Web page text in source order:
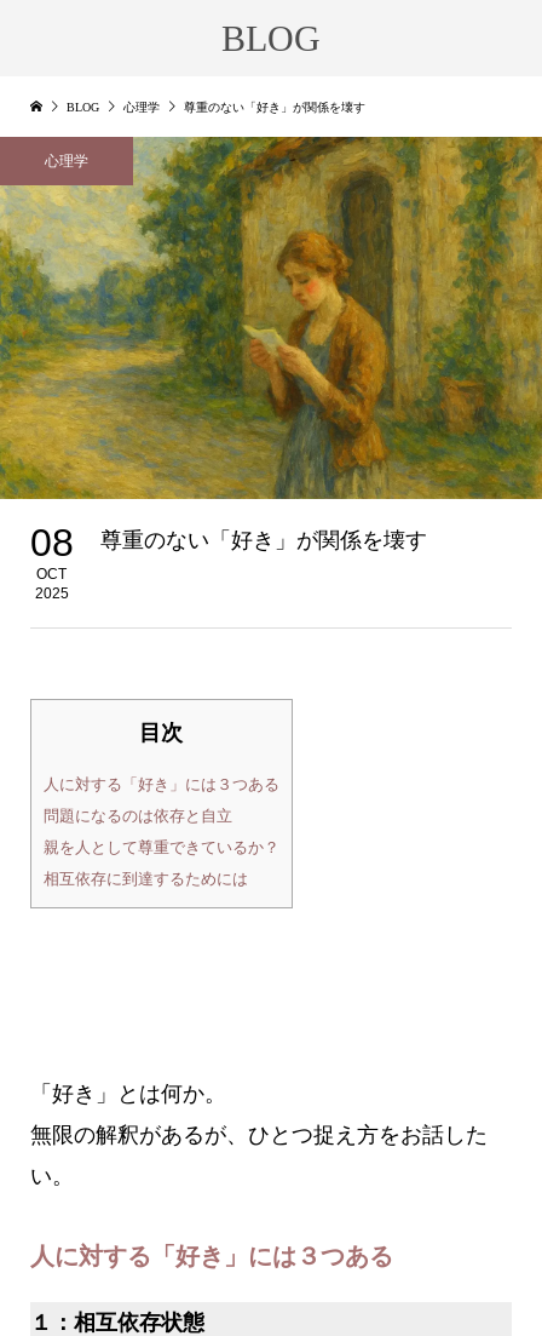
BLOG
BLOG 心理学 尊重のない「好き」が関係を壊す
心理学
08
OCT
2025
尊重のない「好き」が関係を壊す
目次
人に対する「好き」には３つある
問題になるのは依存と自立
親を人として尊重できているか？
相互依存に到達するためには
「好き」とは何か。
無限の解釈があるが、ひとつ捉え方をお話した
い。
人に対する「好き」には３つある
１： 相互依存状態